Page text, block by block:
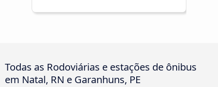
Todas as Rodoviárias e estações de ônibus
em Natal, RN e Garanhuns, PE